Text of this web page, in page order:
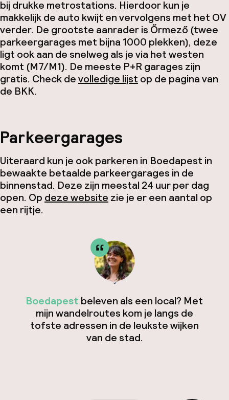
bij drukke metrostations. Hierdoor kun je
makkelijk de auto kwijt en vervolgens met het OV
verder. De grootste aanrader is Őrmező (twee
parkeergarages met bijna 1000 plekken), deze
ligt ook aan de snelweg als je via het westen
komt (M7/M1). De meeste P+R garages zijn
gratis. Check devolledige lijst op de pagina van
de BKK.
Parkeergarages
Uiteraard kun je ook parkeren in Boedapest in
bewaakte betaalde parkeergarages in de
binnenstad. Deze zijn meestal 24 uur per dag
open. Op deze website zie je er een aantal op
een rijtje.
Boedapest beleven als een local? Met
mijn wandelroutes kom je langs de
tofste adressen in de leukste wijken
van de stad.